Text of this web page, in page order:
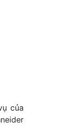
của